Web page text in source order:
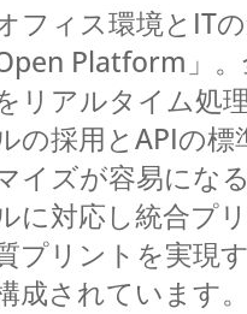
フィス環境とIT
Platform」
リアルタイム処
の採用とAPIの
イズが容易にな
に対応し統合プ
プリントを実現
成されています